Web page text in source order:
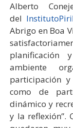
Alberto
del
Abrigo en Boa
planificación
ambiente
participación
como de
dinámico y
y la reflexión”.